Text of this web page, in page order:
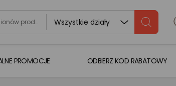
Wszystkie działy
PROMOCJE ODBIERZ KOD RABATOWY